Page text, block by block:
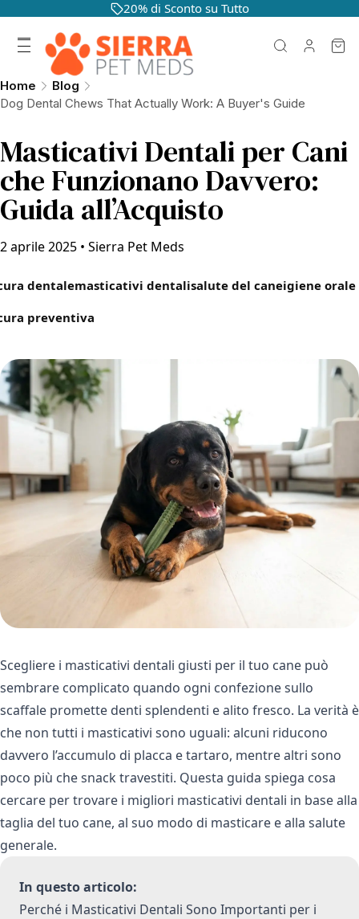
20% di Sconto su Tutto
Home
Blog
Dog Dental Chews That Actually Work: A Buyer's Guide
Masticativi Dentali per Cani
che Funzionano Davvero:
Guida all’Acquisto
2 aprile 2025 • Sierra Pet Meds
dentalemasticativi dentalisalute del caneigiene orale
preventiva
Scegliere i masticativi dentali giusti per il tuo cane può
sembrare complicato quando ogni confezione sullo
scaffale promette denti splendenti e alito fresco. La verità è
che non tutti i masticativi sono uguali: alcuni riducono
davvero l’accumulo di placca e tartaro, mentre altri sono
poco più che snack travestiti. Questa guida spiega cosa
cercare per trovare i migliori masticativi dentali in base alla
taglia del tuo cane, al suo modo di masticare e alla salute
generale.
In questo articolo:
Perché i Masticativi Dentali Sono Importanti per i